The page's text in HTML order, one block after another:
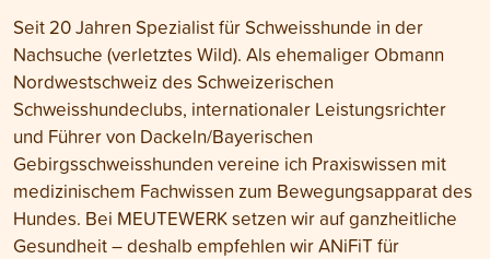
Seit 20 Jahren Spezialist für Schweisshunde in der
Nachsuche (verletztes Wild). Als ehemaliger Obmann
Nordwestschweiz des Schweizerischen
Schweisshundeclubs, internationaler Leistungsrichter
und Führer von Dackeln/Bayerischen
Gebirgsschweisshunden vereine ich Praxiswissen mit
medizinischem Fachwissen zum Bewegungsapparat des
Hundes. Bei MEUTEWERK setzen wir auf ganzheitliche
Gesundheit – deshalb empfehlen wir ANiFiT für